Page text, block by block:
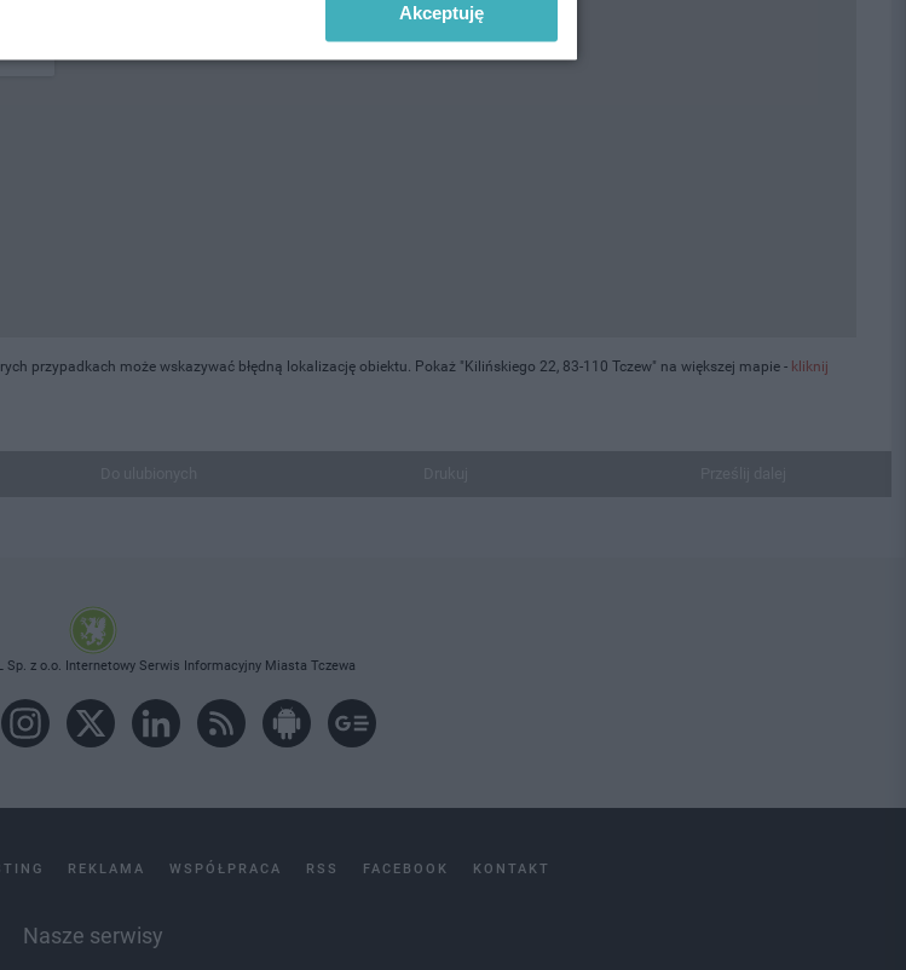
przypadkach może wskazywać błędną lokalizację obiektu. Pokaż "Kilińskiego 22, 83-110 Tczew" na większej mapie - kliknij
Sp. z o.o. Internetowy Serwis Informacyjny Miasta Tczewa
REKLAMA WSPÓŁPRACA RSS FACEBOOK KONTAKT
Nasze serwisy
Akceptuję